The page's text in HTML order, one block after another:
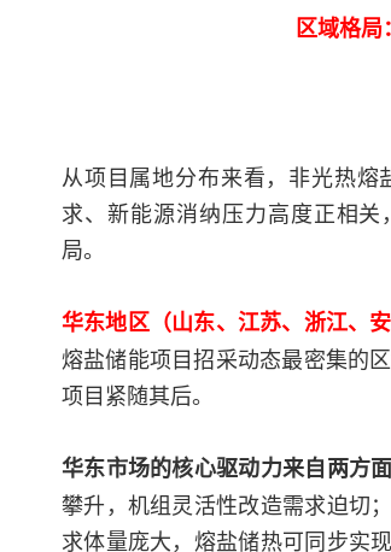
区域格局
从项目属地分布来看，非光热
求、新能源消纳压力高度正相
局。
华东地区（山东、江苏、浙江、
熔盐储能项目招采动态最密集的
项目紧随其后。
华东市场的核心驱动力来自两方面
攀升，机组灵活性改造需求迫切
求体量庞大，熔盐储热可同步实